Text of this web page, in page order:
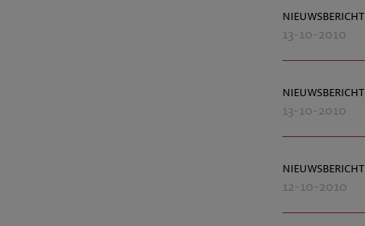
nieuwsbericht
13-10-2010
nieuwsbericht
13-10-2010
nieuwsbericht
12-10-2010